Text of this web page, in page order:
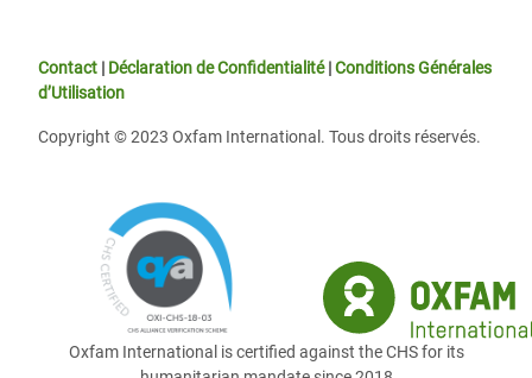
Contact | Déclaration de Confidentialité|Conditions Générales
d’Utilisation
Copyright © 2023 Oxfam International. Tous droits réservés.
Oxfam International is certified against the CHS for its